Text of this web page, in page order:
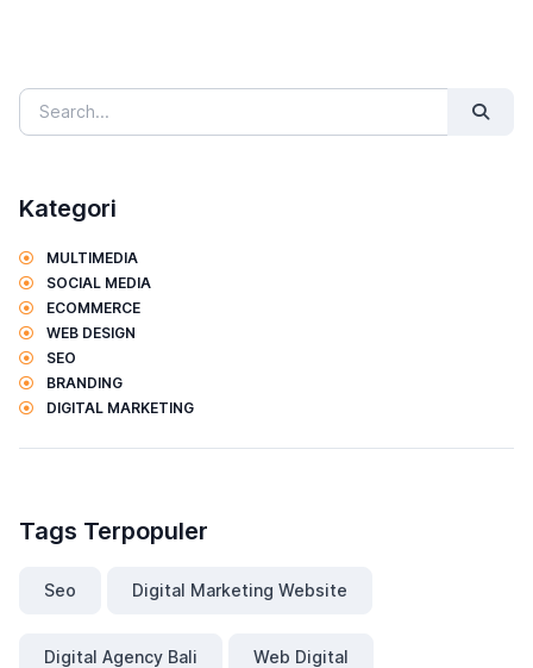
Kategori
MULTIMEDIA
SOCIAL MEDIA
ECOMMERCE
WEB DESIGN
SEO
BRANDING
DIGITAL MARKETING
Tags Terpopuler
Seo Digital Marketing Website
Digital Agency Bali Web Digital